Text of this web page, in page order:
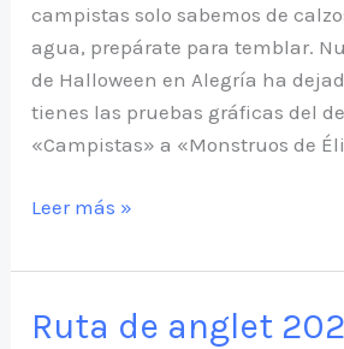
campistas solo sabemos de
agua, prepárate para temblar.
de Halloween en Alegría ha
tienes las pruebas gráficas del
«Campistas» a «Monstruos de
Acampada
halloween
Leer más »
Ruta de anglet